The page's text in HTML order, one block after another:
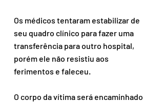
Os médicos tentaram estabilizar de
seu quadro clínico para fazer uma
transferência para outro hospital,
porém ele não resistiu aos
ferimentos e faleceu.
O corpo da vítima será encaminhado